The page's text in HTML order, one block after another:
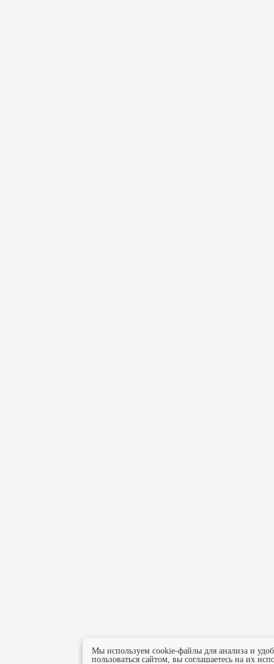
Мы используем cookie-файлы для анализа и
пользоваться сайтом, вы соглашаетесь на их